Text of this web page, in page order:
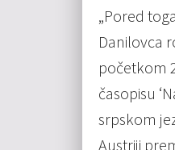
„Pored
Danilovca
početkom
časopisu
srpskom
Austriji